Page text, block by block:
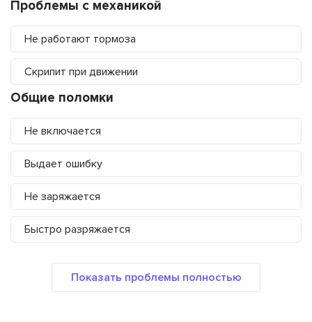
Проблемы с механикой
Не работают тормоза
Скрипит при движении
Общие поломки
Не включается
Выдает ошибку
Не заряжается
Быстро разряжается